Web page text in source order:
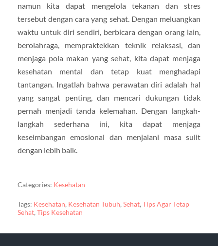
namun kita dapat mengelola tekanan dan stres
tersebut dengan cara yang sehat. Dengan meluangkan
waktu untuk diri sendiri, berbicara dengan orang lain,
berolahraga, mempraktekkan teknik relaksasi, dan
menjaga pola makan yang sehat, kita dapat menjaga
kesehatan mental dan tetap kuat menghadapi
tantangan. Ingatlah bahwa perawatan diri adalah hal
yang sangat penting, dan mencari dukungan tidak
pernah menjadi tanda kelemahan. Dengan langkah-
langkah sederhana ini, kita dapat menjaga
keseimbangan emosional dan menjalani masa sulit
dengan lebih baik.
Categories: Kesehatan
Tags: Kesehatan, Kesehatan Tubuh, Sehat, Tips Agar Tetap
Sehat, Tips Kesehatan